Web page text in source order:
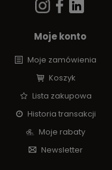
Moje konto
Moje zamówienia
Koszyk
Lista zakupowa
Historia transakcji
Moje rabaty
Newsletter